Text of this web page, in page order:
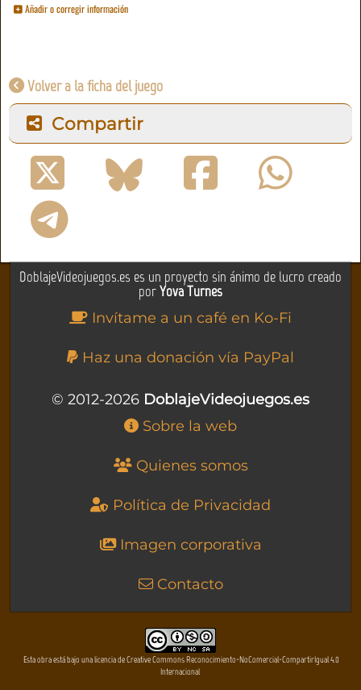
Añadir o corregir información
Volver a la ficha del juego
Compartir
DoblajeVideojuegos.es es un proyecto sin ánimo de lucro creado
porYova Turnes
Invítame a un café en Ko-Fi
Haz una donación vía PayPal
© 2012-2026 DoblajeVideojuegos.es
Sobre la web
Quienes somos
Política de Privacidad
Imagen corporativa
Contacto
Esta obra está bajo una licencia de Creative Commons Reconocimiento-NoComercial-CompartirIgual 4.0
Internacional